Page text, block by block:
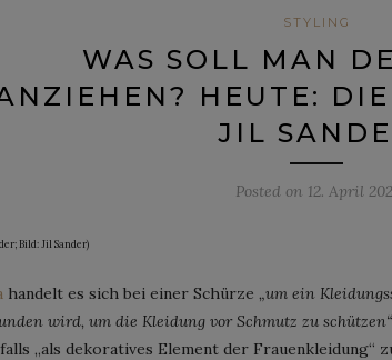
STYLING
WAS SOLL MAN
HEUTE: DIE
JIL
Posted on 12. April
Bild: Jil Sander)
handelt es sich bei einer Schürze „um ein
wird, um die Kleidung vor Schmutz zu schützen“
„als dekoratives Element der Frauenkleidung“